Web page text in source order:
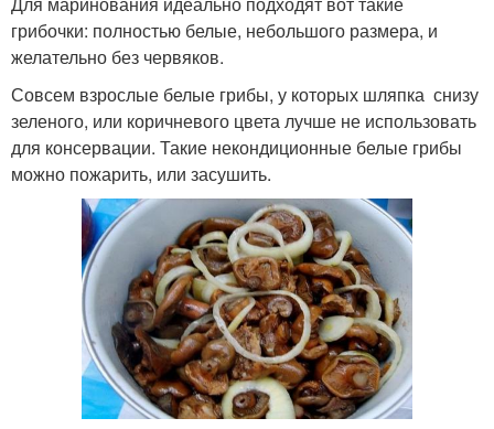
грибочки: полностью белые, небольшого размера, и
желательно без червяков.
Совсем взрослые белые грибы, у которых шляпка снизу
зеленого, или коричневого цвета лучше не использовать
для консервации. Такие некондиционные белые грибы
можно пожарить, или засушить.